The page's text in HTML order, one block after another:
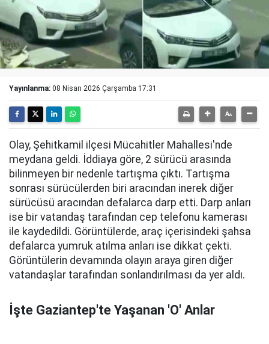
Yayınlanma: 08 Nisan 2026 Çarşamba 17:31
Olay, Şehitkamil ilçesi Mücahitler Mahallesi'nde
meydana geldi. İddiaya göre, 2 sürücü arasında
bilinmeyen bir nedenle tartışma çıktı. Tartışma
sonrası sürücülerden biri aracından inerek diğer
sürücüsü aracından defalarca darp etti. Darp anları
ise bir vatandaş tarafından cep telefonu kamerası
ile kaydedildi. Görüntülerde, araç içerisindeki şahsa
defalarca yumruk atılma anları ise dikkat çekti.
Görüntülerin devamında olayın araya giren diğer
vatandaşlar tarafından sonlandırılması da yer aldı.
İşte Gaziantep'te Yaşanan 'O' Anlar